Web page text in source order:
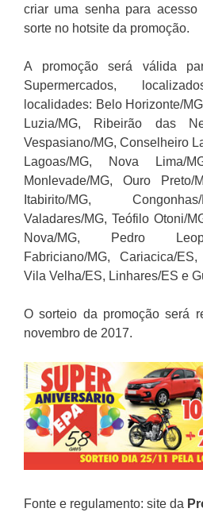
criar uma senha para
sorte no hotsite da promoção.
A promoção será válida
Supermercados,
localidades: Belo Horizonte/
Luzia/MG, Ribeirão das
Vespasiano/MG, Conselheiro
Lagoas/MG, Nova Lima/
Monlevade/MG, Ouro Preto/
Itabirito/MG,
Valadares/MG, Teófilo Otoni/
Nova/MG, Pedro
Fabriciano/MG, Cariacica/
Vila Velha/ES, Linhares/ES e
O sorteio da promoção será
novembro de 2017.
Fonte e regulamento: site da